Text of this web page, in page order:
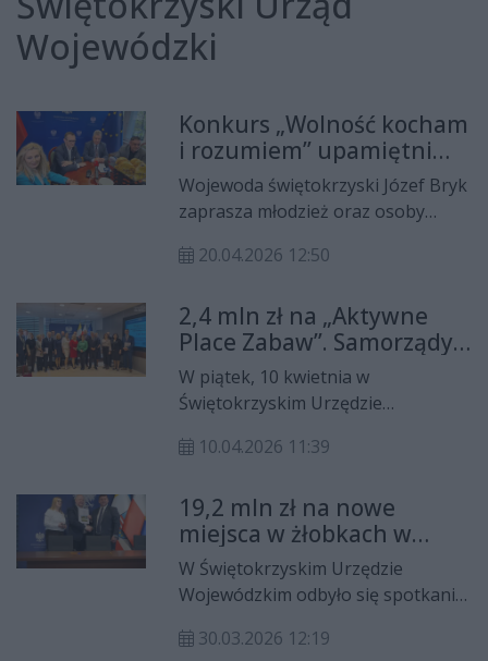
Wojewódzki
Konkurs „Wolność kocham
i rozumiem” upamiętni
wybory z 4 czerwca 1989
roku
Wojewoda świętokrzyski Józef Bryk
zaprasza młodzież oraz osoby
literacko-dziennikarskim „Wolność
na celu upamiętnienie
przełomowych wydarzeń z 4
czerwca 1989 roku – częściowo
wolnych wyborów
parlamentarnych, które
zapoczątkowały przemiany
20.04.2026 12:50
2,4 mln zł na „Aktywne
Place Zabaw”. Samorządy
podpisują umowy
W piątek, 10 kwietnia w
Świętokrzyskim Urzędzie
podpisanie umów w ramach
Place Zabaw”. Dokumenty
sygnował wojewoda Józef Bryk w
obecności przedstawicieli
samorządów.
10.04.2026 11:39
19,2 mln zł na nowe
miejsca w żłobkach w
Świętokrzyskiem
W Świętokrzyskim Urzędzie
Wojewódzkim odbyło się spotkanie
ramach rządowego programu
30.03.2026 12:19